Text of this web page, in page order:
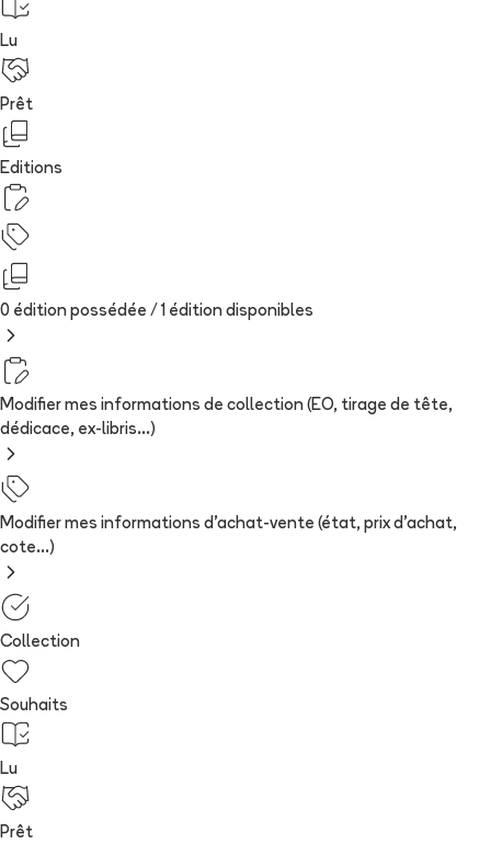
Lu
Prêt
Editions
0 édition possédée / 1 édition disponibles
Modifier mes informations de collection (EO, tirage de tête,
dédicace, ex-libris...)
Modifier mes informations d'achat-vente (état, prix d'achat,
cote...)
Collection
Souhaits
Lu
Prêt